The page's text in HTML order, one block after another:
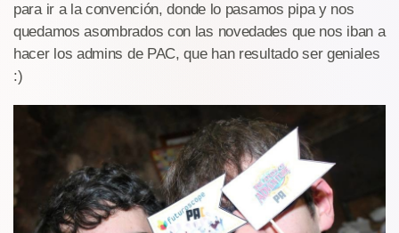
para ir a la convención, donde lo pasamos pipa y nos
quedamos asombrados con las novedades que nos iban a
hacer los admins de PAC, que han resultado ser geniales
:)